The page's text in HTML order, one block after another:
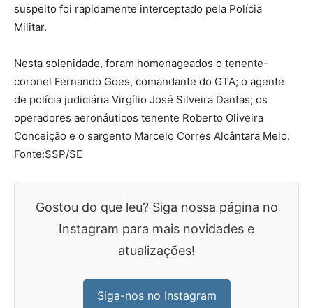
suspeito foi rapidamente interceptado pela Polícia
Militar.
Nesta solenidade, foram homenageados o tenente-
coronel Fernando Goes, comandante do GTA; o agente
de polícia judiciária Virgílio José Silveira Dantas; os
operadores aeronáuticos tenente Roberto Oliveira
Conceição e o sargento Marcelo Corres Alcântara Melo.
Fonte:SSP/SE
Gostou do que leu? Siga nossa página no
Instagram para mais novidades e
atualizações!
Siga-nos no Instagram